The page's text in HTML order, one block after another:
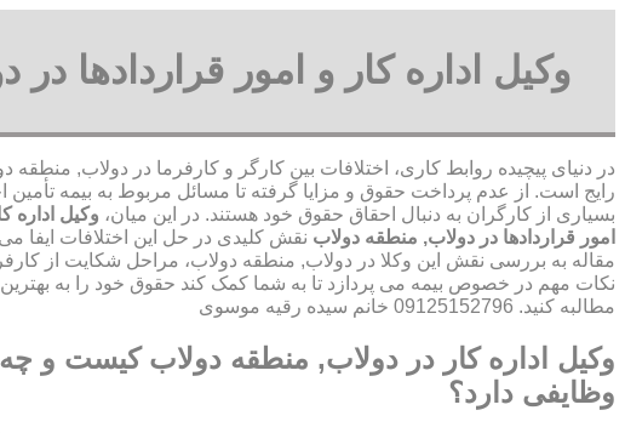
وکیل اداره کار و امور قراردادها
در دنیای پیچیده روابط کاری، اختلافات بین کارگر و کارفرما در دولاب, منطقه
رایج است. از عدم پرداخت حقوق و مزایا گرفته تا مسائل مربوط به بیمه تأمین
بسیاری از کارگران به دنبال احقاق حقوق خود هستند. در این میان، وکیل اداره
امور قراردادها در دولاب, منطقه دولاب نقش کلیدی در حل این اختلافات ایفا می
مقاله به بررسی نقش این وکلا در دولاب, منطقه دولاب، مراحل شکایت از
نکات مهم در خصوص بیمه می پردازد تا به شما کمک کند حقوق خود را به
مطالبه کنید. 09125152796 خانم سیده رقیه موسوی
وکیل اداره کار در دولاب, منطقه دولاب کیست و چه
وظایفی دارد؟